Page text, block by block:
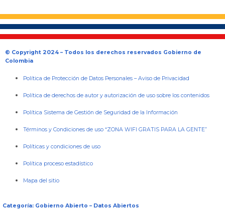
© Copyright 2024 – Todos los derechos reservados Gobierno de
Colombia
Política de Protección de Datos Personales –Aviso de Privacidad
Política de derechos de autor y autorización de uso sobre los contenidos
Política Sistema de Gestión de Seguridad de la Información
Términos y Condiciones de uso “ZONA WIFI GRATIS PARA LA GENTE”
Políticas y condiciones de uso
Política proceso estadístico
Mapa del sitio
Categoría: Gobierno Abierto – Datos Abiertos